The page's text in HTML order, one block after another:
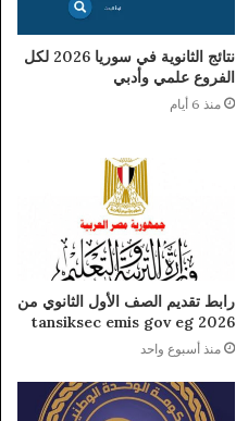
نتائج الثانوية في سوريا 2026 لكل
الفروع علمي وأدبي
منذ 6 أيام
رابط تقديم الصف الأول الثانوي من
tansiksec emis gov eg 2026
منذ أسبوع واحد